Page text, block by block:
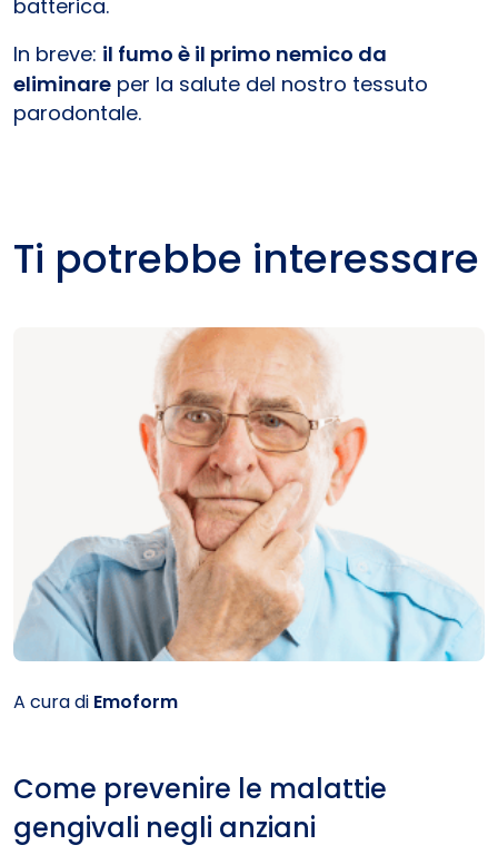
batterica.
In breve: il fumo è il primo nemico da
eliminare per la salute del nostro tessuto
parodontale.
Ti potrebbe interessare
A cura di Emoform
Come prevenire le malattie
gengivali negli anziani